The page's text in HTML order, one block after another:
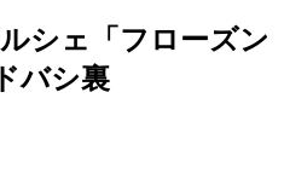
シェ「フローズン
バシ裏